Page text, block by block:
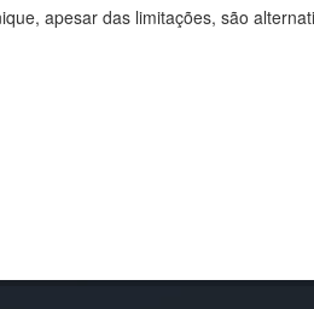
apesar das limitações, são